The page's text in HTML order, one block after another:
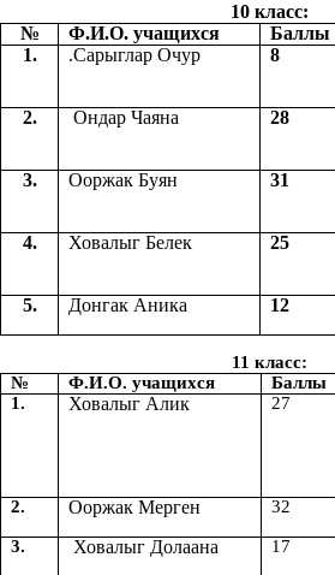
10 класс:
№
Ф.И.О. учащихся Баллы
1.
.Сарыглар Очур 8
2. Ондар Чаяна 28
3. Ооржак Буян 31
4. Ховалыг Белек 25
5. Донгак Аника 12
11 класс:
№
Ф.И.О. учащихся Баллы
1.
Ховалыг Алик 27
2. Ооржак Мерген 32
3. Ховалыг Долаана 17